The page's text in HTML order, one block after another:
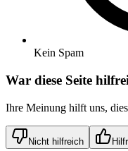
Kein Spam
War diese Seite
Ihre Meinung hilft uns,
Nicht hilfreich